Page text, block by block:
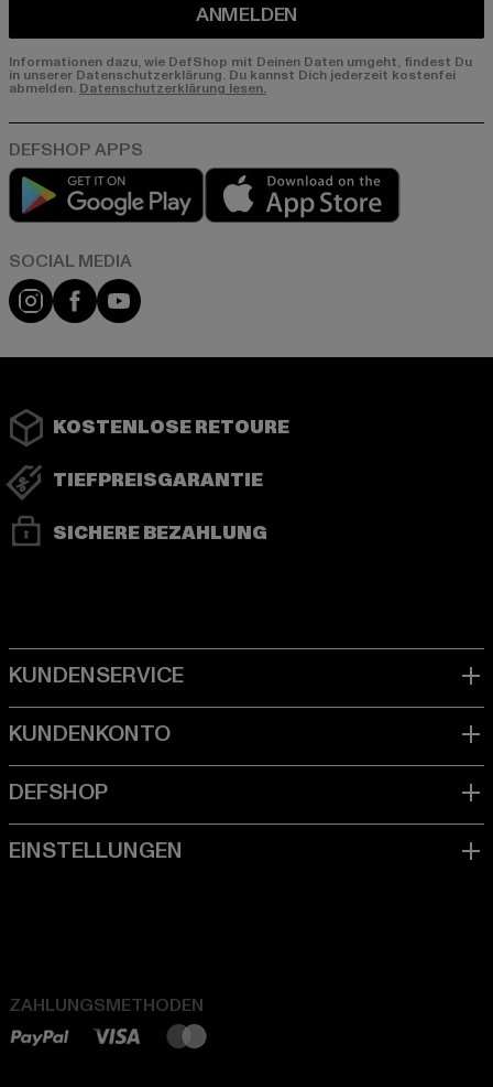
ANMELDEN
Informationen dazu, wie DefShop mit Deinen Daten umgeht, findest Du
in unserer Datenschutzerklärung. Du kannst Dich jederzeit kostenfei
abmelden. Datenschutzerklärung lesen.
Play market
App store
Instagram
FacebookYouTube
KOSTENLOSE RETOURE
TIEFPREISGARANTIE
SICHERE BEZAHLUNG
ZAHLUNGSMETHODEN